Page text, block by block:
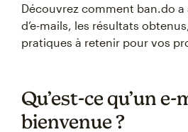
Découvrez comment ban.do
d’e-mails, les résultats
pratiques à retenir pour vos
Qu’est-ce qu’un e-
bienvenue ?